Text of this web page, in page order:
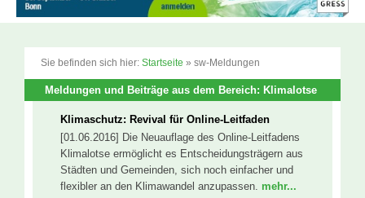
Sie befinden sich hier: Startseite » sw-Meldungen
Meldungen und Beiträge aus dem Bereich: Klimalotse
Klimaschutz: Revival für Online-Leitfaden
[01.06.2016] Die Neuauflage des Online-Leitfadens
Klimalotse ermöglicht es Entscheidungsträgern aus
Städten und Gemeinden, sich noch einfacher und
flexibler an den Klimawandel anzupassen. mehr...